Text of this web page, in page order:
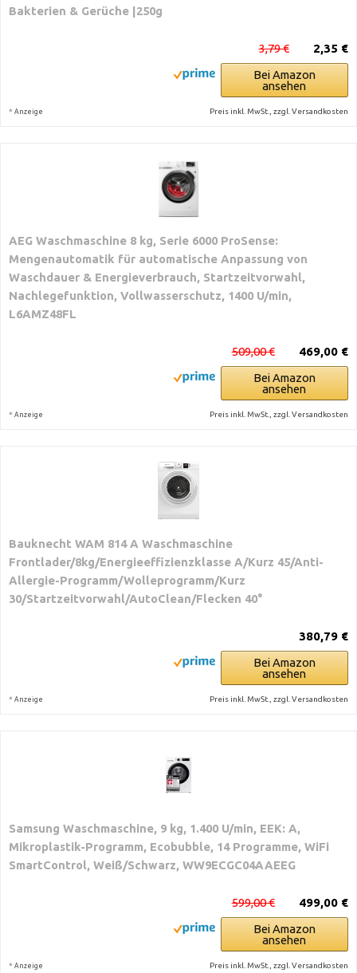
Bakterien & Gerüche |250g
2,35 €
3,79 €
Bei Amazon
ansehen
* Anzeige Preis inkl. MwSt., zzgl. Versandkosten
AEG Waschmaschine 8 kg, Serie 6000 ProSense:
Mengenautomatik für automatische Anpassung von
Waschdauer & Energieverbrauch, Startzeitvorwahl,
Nachlegefunktion, Vollwasserschutz, 1400 U/min,
L6AMZ48FL
469,00 €
509,00 €
Bei Amazon
ansehen
* Anzeige Preis inkl. MwSt., zzgl. Versandkosten
Bauknecht WAM 814 A Waschmaschine
Frontlader/8kg/Energieeffizienzklasse A/Kurz 45/Anti-
Allergie-Programm/Wolleprogramm/Kurz
30/Startzeitvorwahl/AutoClean/Flecken 40°
380,79 €
Bei Amazon
ansehen
* Anzeige Preis inkl. MwSt., zzgl. Versandkosten
Samsung Waschmaschine, 9 kg, 1.400 U/min, EEK: A,
Mikroplastik-Programm, Ecobubble, 14 Programme, WiFi
SmartControl, Weiß/Schwarz, WW9ECGC04AAEEG
499,00 €
599,00 €
Bei Amazon
ansehen
* Anzeige Preis inkl. MwSt., zzgl. Versandkosten